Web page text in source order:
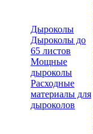
Дыроколы
Дыроколы до
65 листов
Мощные
дыроколы
Расходные
материалы для
дыроколов